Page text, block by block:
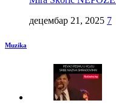
децембар 21, 2025 7
Muzika